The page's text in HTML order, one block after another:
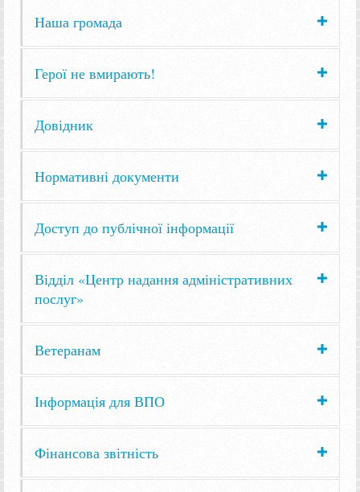
Наша громада
Герої не вмирають!
Довідник
Нормативні документи
Доступ до публічної інформації
Відділ «Центр надання адміністративних
послуг»
Ветеранам
Інформація для ВПО
Фінансова звітність